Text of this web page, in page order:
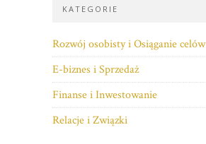
KATEGORIE
Rozwój osobisty i Osiąganie celów
E-biznes i Sprzedaż
Finanse i Inwestowanie
Relacje i Związki